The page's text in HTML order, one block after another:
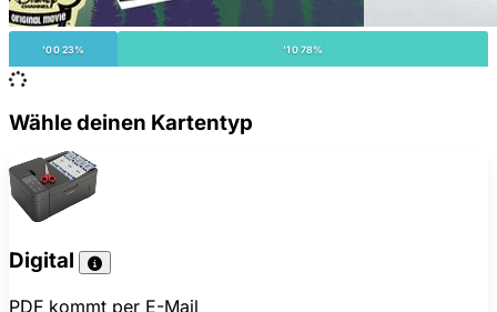
'00 23% '10 78%
Wähle deinen Kartentyp
Digital
PDF kommt per E-Mail